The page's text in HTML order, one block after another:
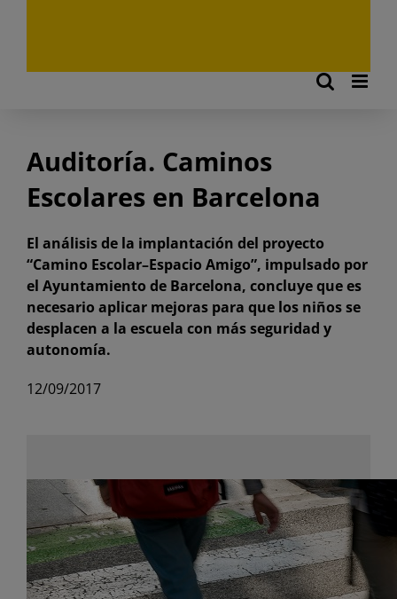
Auditoría. Caminos
Escolares en Barcelona
El análisis de la implantación del proyecto
“Camino Escolar–Espacio Amigo”, impulsado por
el Ayuntamiento de Barcelona, concluye que es
necesario aplicar mejoras para que los niños se
desplacen a la escuela con más seguridad y
autonomía.
12/09/2017